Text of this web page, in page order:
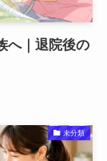
へ｜退院後の
未分類